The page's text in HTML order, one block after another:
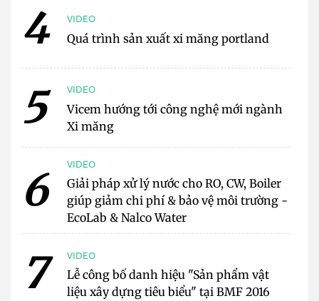
4 VIDEO
Quá trình sản xuất xi măng portland
5 VIDEO
Vicem hướng tới công nghệ mới ngành
Xi măng
6 VIDEO
Giải pháp xử lý nước cho RO, CW, Boiler
giúp giảm chi phí & bảo vệ môi trường -
EcoLab & Nalco Water
7 VIDEO
Lễ công bố danh hiệu "Sản phẩm vật
liệu xây dựng tiêu biểu" tại BMF 2016